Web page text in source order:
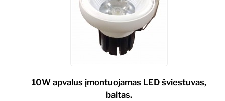
10W apvalus įmontuojamas LED šviestuvas,
baltas.